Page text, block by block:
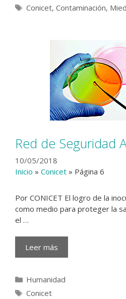
Etiquetas
Conicet, Contaminación,
Red de Seguridad
10/05/2018
Inicio » Conicet » Página 6
Por CONICET El logro de la
como medio para proteger la
el …
Leer más
Categorías
Humanidad
Etiquetas
Conicet